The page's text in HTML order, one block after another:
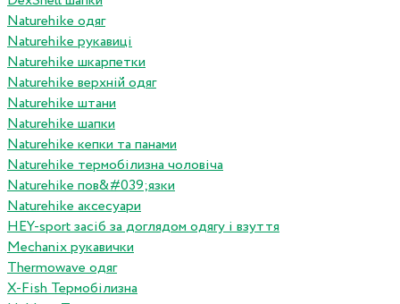
Naturehike одяг
Naturehike рукавиці
Naturehike шкарпетки
Naturehike верхній одяг
Naturehike штани
Naturehike шапки
Naturehike кепки та панами
Naturehike термобілизна чоловіча
Naturehike пов&#039;язки
Naturehike аксесуари
HEY-sport засіб за доглядом одягу і взуття
Mechanix рукавички
Thermowave одяг
X-Fish Термобілизна